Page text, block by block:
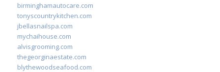
birminghamautocare.com
tonyscountrykitchen.com
jbellasnailspa.com
mychaihouse.com
alvisgrooming.com
thegeorginaestate.com
blythewoodseafood.com